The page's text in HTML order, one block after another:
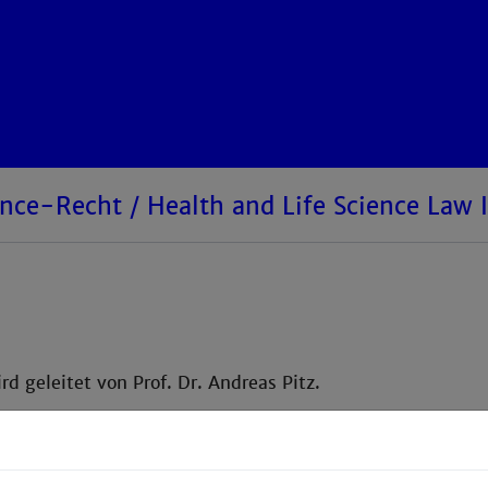
Recht / Health and Life Science Law
geleitet von Prof. Dr. Andreas Pitz.
Pitz, Gesundheitsrecht, Sozialrecht und Non-Profit-